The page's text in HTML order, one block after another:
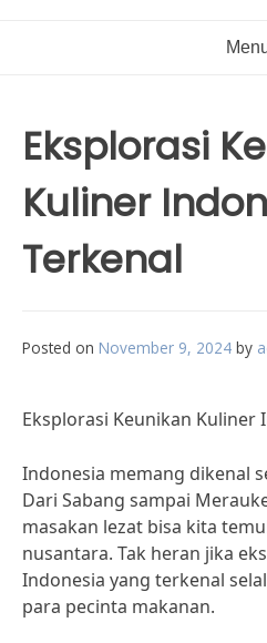
Eksplorasi
Kuliner
Terkenal
Posted on November 9, 2024 by
Eksplorasi Keunikan Kuliner
Indonesia memang dikenal
Dari Sabang sampai
masakan lezat bisa kita
nusantara. Tak heran jika
Indonesia yang terkenal
para pecinta makanan.